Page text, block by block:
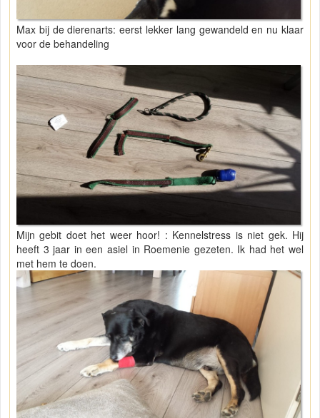
Max bij de dierenarts: eerst lekker lang gewandeld en nu klaar
voor de behandeling
Mijn gebit doet het weer hoor! : Kennelstress is niet gek. Hij
heeft 3 jaar in een asiel in Roemenie gezeten. Ik had het wel
met hem te doen.